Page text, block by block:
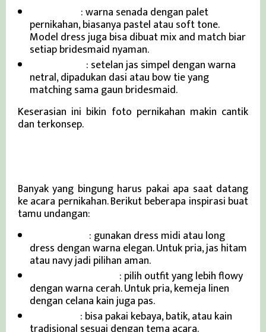
: warna senada dengan palet
pernikahan, biasanya pastel atau soft tone.
Model dress juga bisa dibuat mix and match biar
setiap bridesmaid nyaman.
: setelan jas simpel dengan warna
netral, dipadukan dasi atau bow tie yang
matching sama gaun bridesmaid.
Keserasian ini bikin foto pernikahan makin cantik
dan terkonsep.
Banyak yang bingung harus pakai apa saat datang
ke acara pernikahan. Berikut beberapa inspirasi buat
tamu undangan:
: gunakan dress midi atau long
dress dengan warna elegan. Untuk pria, jas hitam
atau navy jadi pilihan aman.
: pilih outfit yang lebih flowy
dengan warna cerah. Untuk pria, kemeja linen
dengan celana kain juga pas.
: bisa pakai kebaya, batik, atau kain